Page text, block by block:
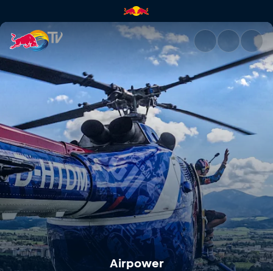
AIRPOWER24 | Red Bull TV
Airpower